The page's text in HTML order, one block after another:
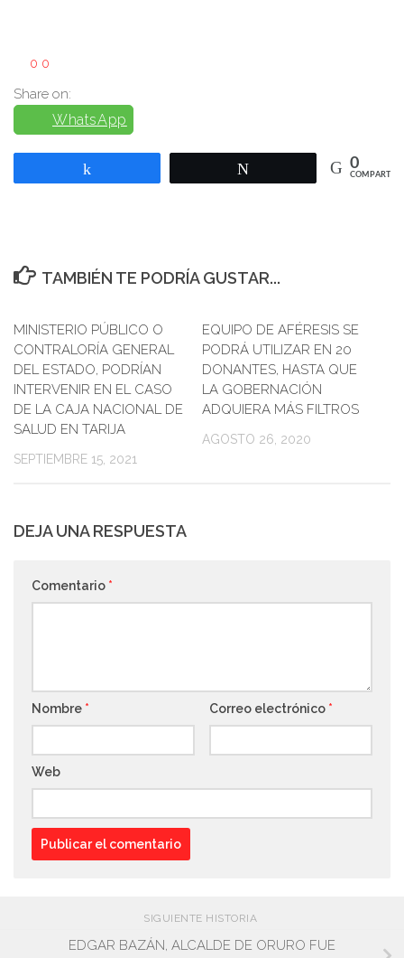
0 0
Share on:
WhatsApp
0
COMPARTIR
TAMBIÉN TE PODRÍA GUSTAR...
MINISTERIO PÚBLICO O
CONTRALORÍA GENERAL
DEL ESTADO, PODRÍAN
INTERVENIR EN EL CASO
DE LA CAJA NACIONAL DE
SALUD EN TARIJA
SEPTIEMBRE 15, 2021
EQUIPO DE AFÉRESIS SE
PODRÁ UTILIZAR EN 20
DONANTES, HASTA QUE
LA GOBERNACIÓN
ADQUIERA MÁS FILTROS
AGOSTO 26, 2020
DEJA UNA RESPUESTA
Comentario *
Nombre * Correo electrónico *
Web
SIGUIENTE HISTORIA
EDGAR BAZÁN, ALCALDE DE ORURO FUE